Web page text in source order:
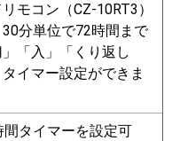
モコン（CZ-10RT3）
30分単位で72時間まで
」「入」「くり返し
イマー設定ができま
間タイマーを設定可